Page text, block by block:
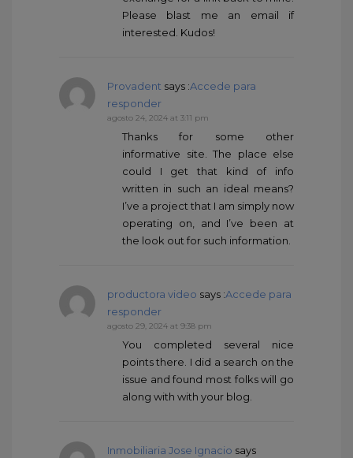
Please blast me an email if
interested. Kudos!
Provadent says :Accede para
responder
agosto 24, 2024 at 3:11 pm
Thanks for some other
informative site. The place else
could I get that kind of info
written in such an ideal means?
I’ve a project that I am simply now
operating on, and I’ve been at
the look out for such information.
productora video says :Accede para
responder
agosto 29, 2024 at 9:38 pm
You completed several nice
points there. I did a search on the
issue and found most folks will go
along with with your blog.
Inmobiliaria Jose Ignacio says